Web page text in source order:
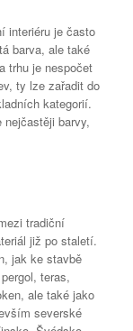
interiéru je často
barva, ale také
trhu je nespočet
ty lze zařadit do
kategorií.
barvy,
tradiční
již po staletí.
jak ke stavbě
teras,
ale také jako
severské